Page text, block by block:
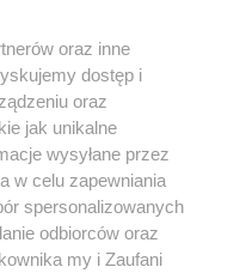
oraz inne
dostęp i
oraz
jak unikalne
wysyłane przez
w celu zapewniania
spersonalizowanych
odbiorców oraz
my i Zaufani